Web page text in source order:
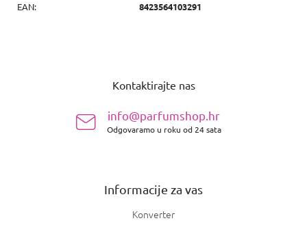
EAN: 8423564103291
Kontaktirajte nas
info@parfumshop.hr
Odgovaramo u roku od 24 sata
Informacije za vas
Konverter